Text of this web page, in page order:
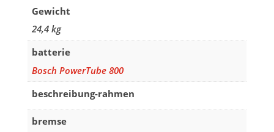
Gewicht
24,4 kg
batterie
Bosch PowerTube 800
beschreibung-rahmen
bremse